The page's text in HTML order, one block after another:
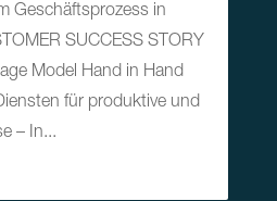
Geschäftsprozess in
SUCCESS STORY
Model Hand in Hand
für produktive und
– In...